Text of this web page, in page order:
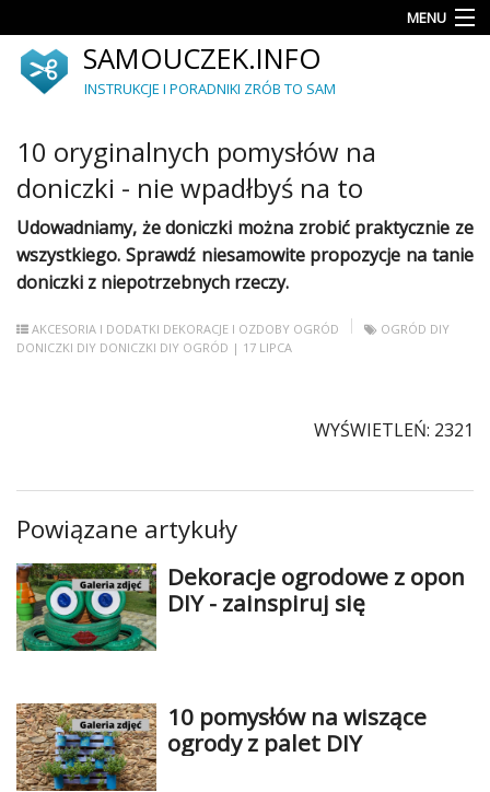
MENU
Porady
dodatki
Upcykling
Ogród
Dekoracje
ozdoby
W
15
minut
Zabawki
SAMOUCZEK.INFO
INSTRUKCJE I PORADNIKI ZRÓB TO SAM
10 oryginalnych pomysłów na
doniczki - nie wpadłbyś na to
Udowadniamy, żedoniczki można zrobić praktycznie ze
wszystkiego. Sprawdź niesamowite propozycje na tanie
doniczki z niepotrzebnych rzeczy.
AKCESORIA I DODATKI DEKORACJE I OZDOBY OGRÓD
OGRÓD DIY
DONICZKI DIY DONICZKI DIY OGRÓD | 17 LIPCA
WYŚWIETLEŃ: 2321
Powiązane artykuły
Dekoracje ogrodowe z opon
DIY - zainspiruj się
10 pomysłów na wiszące
ogrody z palet DIY